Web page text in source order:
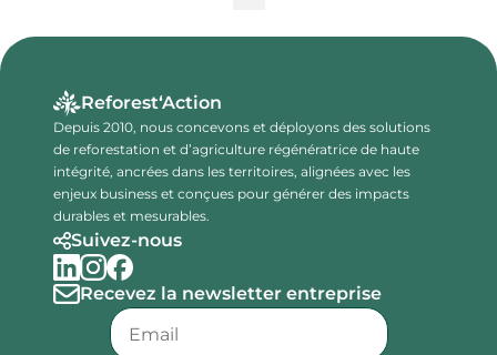
Reforest‘Action
Depuis 2010, nous concevons et déployons des solutions
de reforestation et d’agriculture régénératrice de haute
intégrité, ancrées dans les territoires, alignées avec les
enjeux business et conçues pour générer des impacts
durables et mesurables.
Suivez-nous
Recevez la newsletter entreprise